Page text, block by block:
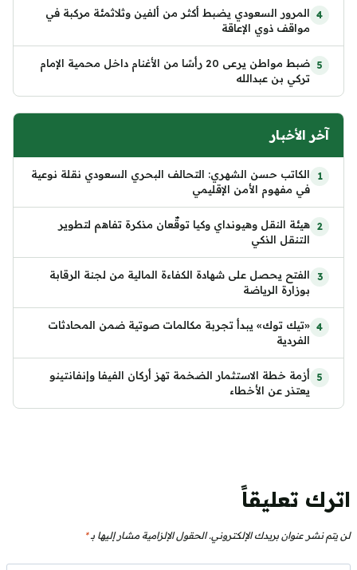
المرور السعودي يضبط أكثر من ألفين وثلاثمئة مركبة في
مواقف ذوي الإعاقة
ضبط مواطن يرعى 20 رأسًا من الأغنام داخل محمية الإمام
تركي بن عبدالله
آخر الأخبار
الكاتب حسن الشهري: التحالف البحري السعودي نقلة نوعية
في مفهوم الأمن الإقليمي
هيئة النقل وهيونداي وكيا توقّعان مذكرة تفاهم لتطوير
التنقل الذكي
الفتح يحصل على شهادة الكفاءة المالية من لجنة الرقابة
بوزارة الرياضة
«تيك توك» يبدأ تجربة مكالمات صوتية ضمن المحادثات
الفردية
أزمة خطة الاستثمار الضخمة تهز أركان الفيفا وإنفانتينو
يعتذر عن الأخطاء
اترك تعليقاً
لن يتم نشر عنوان بريدك الإلكتروني. الحقول الإلزامية مشار إليها بـ*